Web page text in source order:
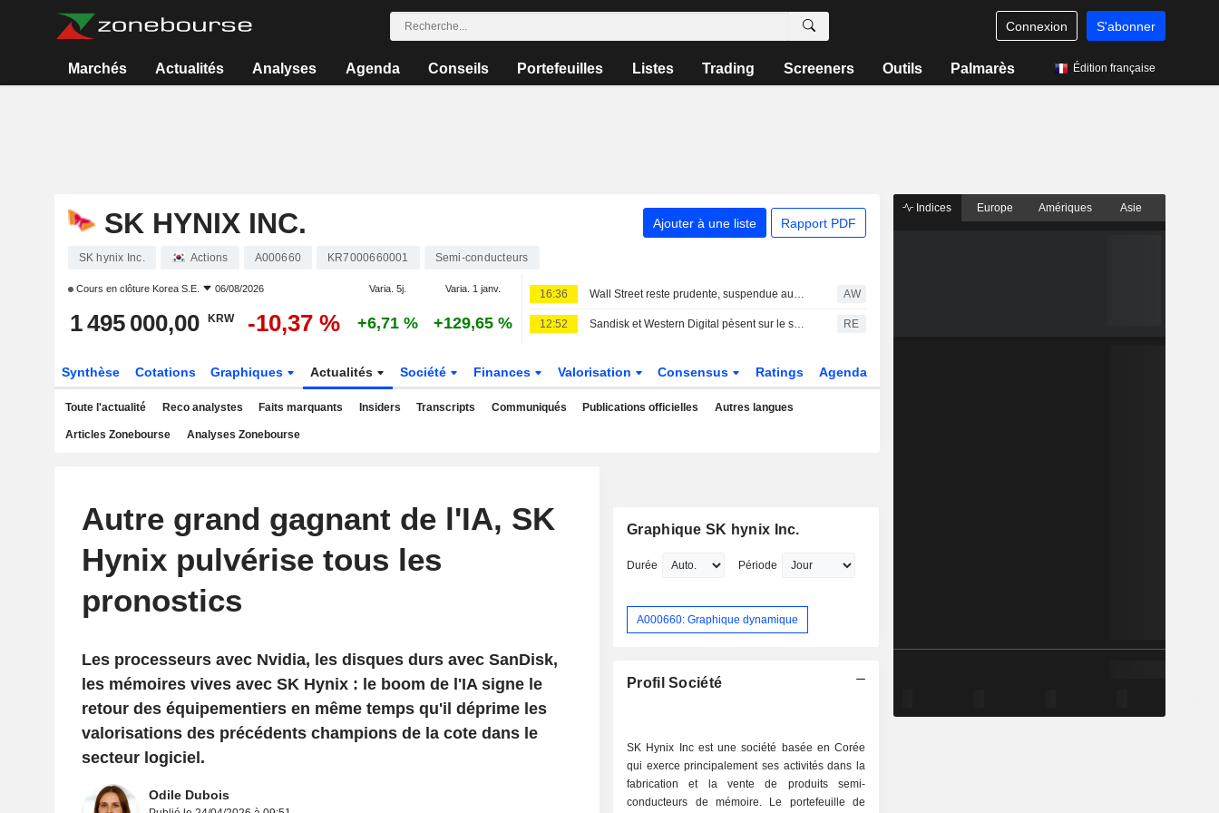
Connexion S'abonner
Marchés Actualités Analyses Agenda Conseils Portefeuilles Listes Trading Screeners Outils Palmarès Édition française
SK HYNIX INC. Ajouter à une liste Rapport PDF
SK hynix Inc. Actions A000660 KR7000660001 Semi-conducteurs
Cours en clôture Korea S.E. 06/08/2026 Varia. 5j. Varia. 1 janv.
1 495 000,00 KRW -10,37 % +6,71 % +129,65 %
16:36 Wall Street reste prudente, suspendue aux avancées géopolitiques AW
12:52 Sandisk et Western Digital pèsent sur le secteur des puces, des attentes élevées éclipsant de solides résultats RE
Synthèse Cotations Graphiques Actualités Société Finances Valorisation Consensus Ratings Agenda
Toute l'actualité Reco analystes Faits marquants Insiders Transcripts Communiqués Publications officielles Autres langues
Articles Zonebourse Analyses Zonebourse
Autre grand gagnant de l'IA, SK
Hynix pulvérise tous les
pronostics
Les processeurs avec Nvidia, les disques durs avec SanDisk,
les mémoires vives avec SK Hynix : le boom de l'IA signe le
retour des équipementiers en même temps qu'il déprime les
valorisations des précédents champions de la cote dans le
secteur logiciel.
Odile Dubois
Graphique SK hynix Inc.
Durée Période
A000660: Graphique dynamique
Profil Société
SK Hynix Inc est une société basée en Corée
qui exerce principalement ses activités dans la
fabrication et la vente de produits semi-
conducteurs de mémoire. Le portefeuille de
Indices Europe Amériques Asie